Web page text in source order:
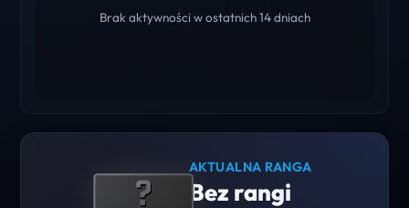
Brak aktywności w ostatnich 14 dniach
AKTUALNA RANGA
Bez rangi